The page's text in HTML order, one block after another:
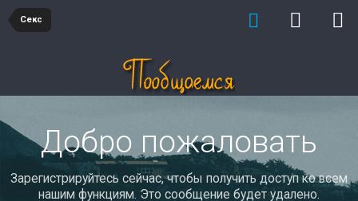
Секс
Добро пожаловать
Зарегистрируйтесь сейчас, чтобы получить доступ ко всем
нашим функциям. Это сообщение будет удалено.